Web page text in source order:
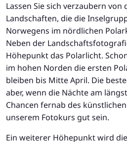
Lassen Sie sich verzaubern von
Landschaften, die die
Norwegens im nördlichen
Neben der
Höhepunkt das Polarlicht.
im hohen Norden die ersten
bleiben bis Mitte April. Die
aber, wenn die Nächte am
Chancen fernab des
unserem Fotokurs gut sein.
Ein weiterer Höhepunkt wird